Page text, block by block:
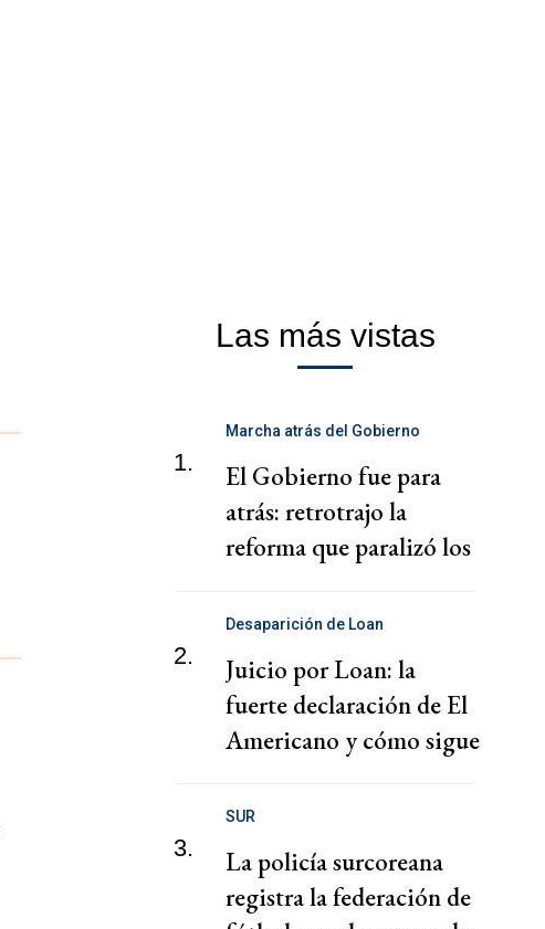
Las más vistas
1.
Marcha atrás del Gobierno
El Gobierno fue para
atrás: retrotrajo la
reforma que paralizó los
2.
Desaparición de Loan
Juicio por Loan: la
fuerte declaración de El
Americano y cómo sigue
3.
SUR
La policía surcoreana
registra la federación de